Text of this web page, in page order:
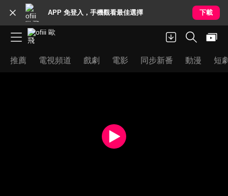
APP 免登入，手機觀看最佳選擇 下載
推薦 電視頻道 戲劇 電影 同步新番 動漫 短